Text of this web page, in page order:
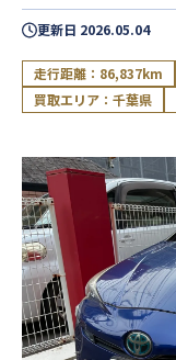
更新日 2026.05.04
走行距離：86,837km
買取エリア：千葉県